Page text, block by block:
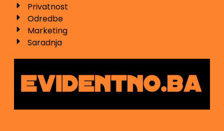
Privatnost
Odredbe
Marketing
Saradnja